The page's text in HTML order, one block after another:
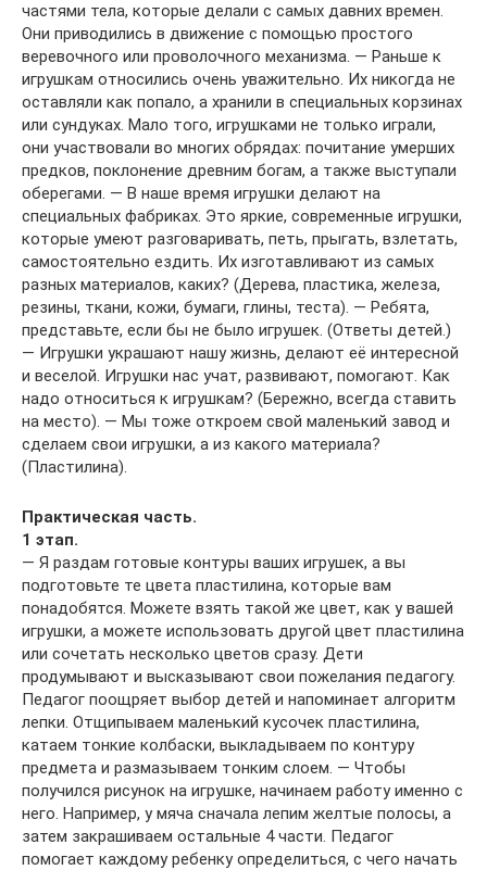
частями тела, которые делали с самых давних времен.
Они приводились в движение с помощью простого
веревочного или проволочного механизма. — Раньше к
игрушкам относились очень уважительно. Их никогда не
оставляли как попало, а хранили в специальных корзинах
или сундуках. Мало того, игрушками не только играли,
они участвовали во многих обрядах: почитание умерших
предков, поклонение древним богам, а также выступали
оберегами. — В наше время игрушки делают на
специальных фабриках. Это яркие, современные игрушки,
которые умеют разговаривать, петь, прыгать, взлетать,
самостоятельно ездить. Их изготавливают из самых
разных материалов, каких? (Дерева, пластика, железа,
резины, ткани, кожи, бумаги, глины, теста). — Ребята,
представьте, если бы не было игрушек. (Ответы детей.)
— Игрушки украшают нашу жизнь, делают её интересной
и веселой. Игрушки нас учат, развивают, помогают. Как
надо относиться к игрушкам? (Бережно, всегда ставить
на место). — Мы тоже откроем свой маленький завод и
сделаем свои игрушки, а из какого материала?
(Пластилина).
Практическая часть.
1 этап.
— Я раздам готовые контуры ваших игрушек, а вы
подготовьте те цвета пластилина, которые вам
понадобятся. Можете взять такой же цвет, как у вашей
игрушки, а можете использовать другой цвет пластилина
или сочетать несколько цветов сразу. Дети
продумывают и высказывают свои пожелания педагогу.
Педагог поощряет выбор детей и напоминает алгоритм
лепки. Отщипываем маленький кусочек пластилина,
катаем тонкие колбаски, выкладываем по контуру
предмета и размазываем тонким слоем. — Чтобы
получился рисунок на игрушке, начинаем работу именно с
него. Например, у мяча сначала лепим желтые полосы, а
затем закрашиваем остальные 4 части. Педагог
помогает каждому ребенку определиться, с чего начать